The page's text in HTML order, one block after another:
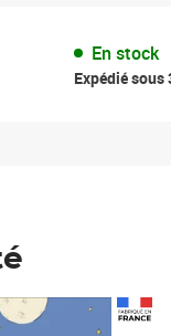
En stock
Expédié sous